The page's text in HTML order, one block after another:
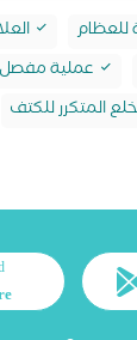
للعظام
عملية مفصل
المتكرر للكتف